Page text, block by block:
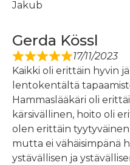
Jakub
Gerda Kössl
17/11/2023
Kaikki oli erittäin hyvin
lentokentältä
Hammaslääkäri oli
kärsivällinen, hoito oli
olen erittäin tyytyväinen
mutta ei vähäisimpänä
ystävällisen ja